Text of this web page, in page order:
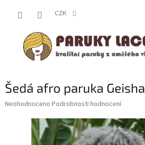
CZK
Šedá afro paruka Geisha
Průměrné
produktu
Neohodnoceno Podrobnosti hodnocení